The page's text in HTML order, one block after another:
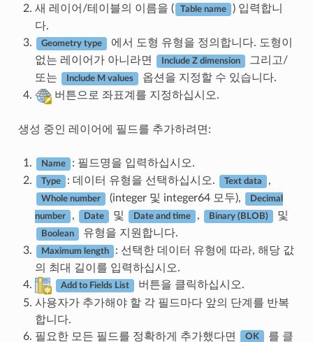
새 레이어/테이블의 이름을 (
Table name
) 입력합니
다.
Geometry type
에서 도형 유형을 정의합니다. 도형이
없는 레이어가 아니라면
Include Z dimension
그리고/
또는
Include M values
옵션을 지정할 수 있습니다.
버튼으로 좌표계를 지정하십시오.
생성 중인 레이어에 필드를 추가하려면:
Name : 필드명을 입력하십시오.
Type : 데이터 유형을 선택하십시오. Text data ,
Whole number (integer 및 integer64 모두), Decimal
number , Date 및 Date and time , Binary (BLOB) 및
Boolean 유형을 지원합니다.
Maximum length
: 선택한 데이터 유형에 따라, 해당 값
의 최대 길이를 입력하십시오.
Add to Fields List
버튼을 클릭하십시오.
사용자가 추가해야 할 각 필드마다 앞의 단계를 반복
합니다.
필요한 모든 필드를 정확하게 추가했다면
OK
를 클